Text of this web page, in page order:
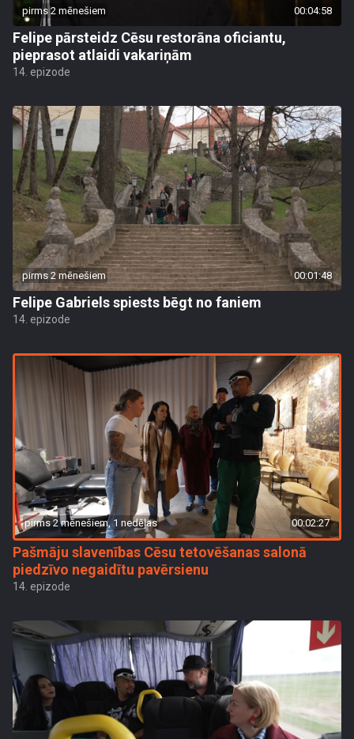
pirms 2 mēnešiem 00:04:58
Felipe pārsteidz Cēsu restorāna oficiantu,
pieprasot atlaidi vakariņām
14. epizode
pirms 2 mēnešiem 00:01:48
Felipe Gabriels spiests bēgt no faniem
14. epizode
pirms 2 mēnešiem, 1 nedēļas 00:02:27
Pašmāju slavenības Cēsu tetovēšanas salonā
piedzīvo negaidītu pavērsienu
14. epizode